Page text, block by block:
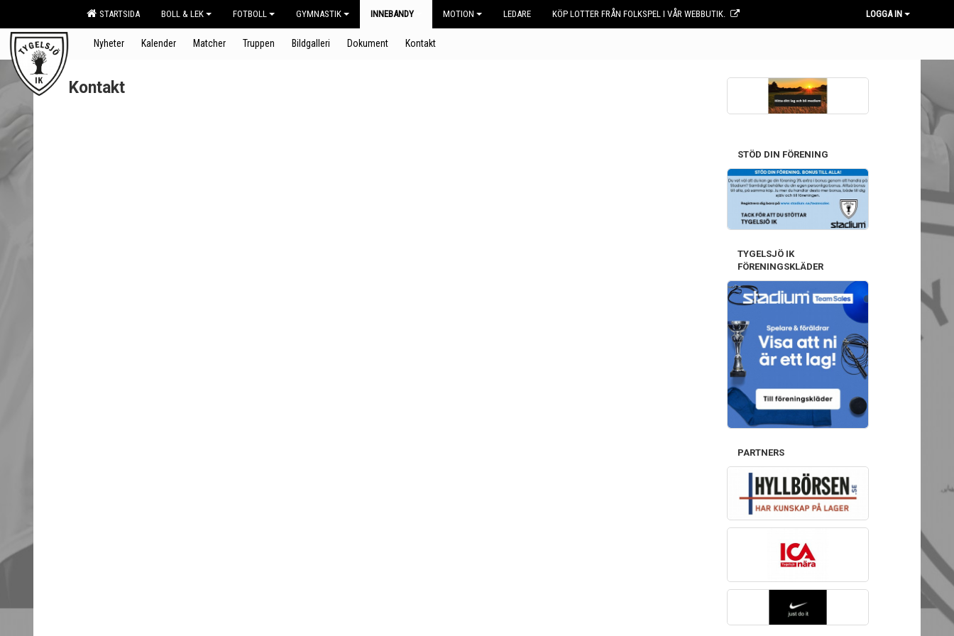
STARTSIDA BOLL & LEK FOTBOLL GYMNASTIK INNEBANDY MOTION LEDARE KÖP LOTTER FRÅN FOLKSPEL I VÅR WEBBUTIK. LOGGA IN
Nyheter Kalender Matcher Truppen Bildgalleri Dokument Kontakt
Kontakt
STÖD DIN FÖRENING
TYGELSJÖ IK
FÖRENINGSKLÄDER
PARTNERS